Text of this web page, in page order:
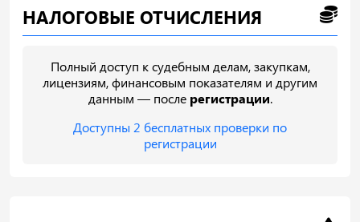
НАЛОГОВЫЕ ОТЧИСЛЕНИЯ
Полный доступ к судебным делам, закупкам,
лицензиям, финансовым показателям и другим
данным — после регистрации.
Доступны 2 бесплатных проверки по
регистрации